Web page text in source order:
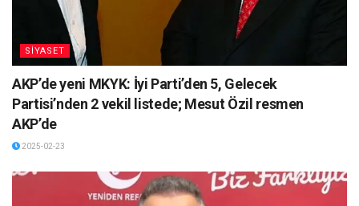
SİYASET
AKP’de yeni MKYK: İyi Parti’den 5, Gelecek
Partisi’nden 2 vekil listede; Mesut Özil resmen
AKP’de
2025-02-23